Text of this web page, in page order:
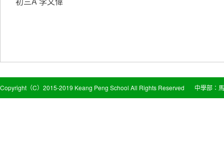
Copyright（C）2015-2019 Keang Peng School All Rights Reserved 中學部：